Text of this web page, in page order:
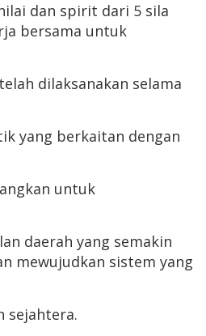
dan spirit dari 5 sila
bersama untuk
dilaksanakan selama
yang berkaitan dengan
untuk
daerah yang semakin
mewujudkan sistem yang
sejahtera.